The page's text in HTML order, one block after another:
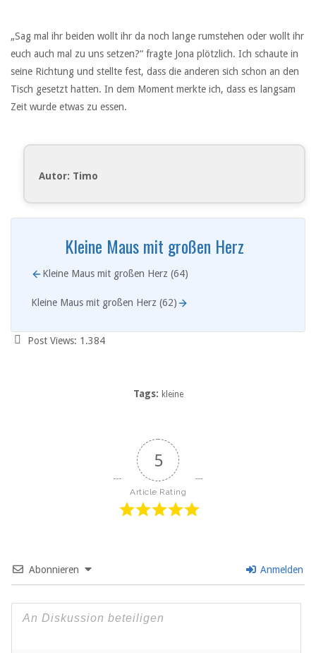
„Sag mal ihr beiden wollt ihr da noch lange rumstehen oder wollt ihr
euch auch mal zu uns setzen?“ fragte Jona plötzlich. Ich schaute in
seine Richtung und stellte fest, dass die anderen sich schon an den
Tisch gesetzt hatten. In dem Moment merkte ich, dass es langsam
Zeit wurde etwas zu essen.
Autor: Timo
Kleine Maus mit großen Herz
Kleine Maus mit großen Herz (64)
Kleine Maus mit großen Herz (62)
Post Views: 1.384
Tags: kleine
5
Article Rating
Abonnieren Anmelden